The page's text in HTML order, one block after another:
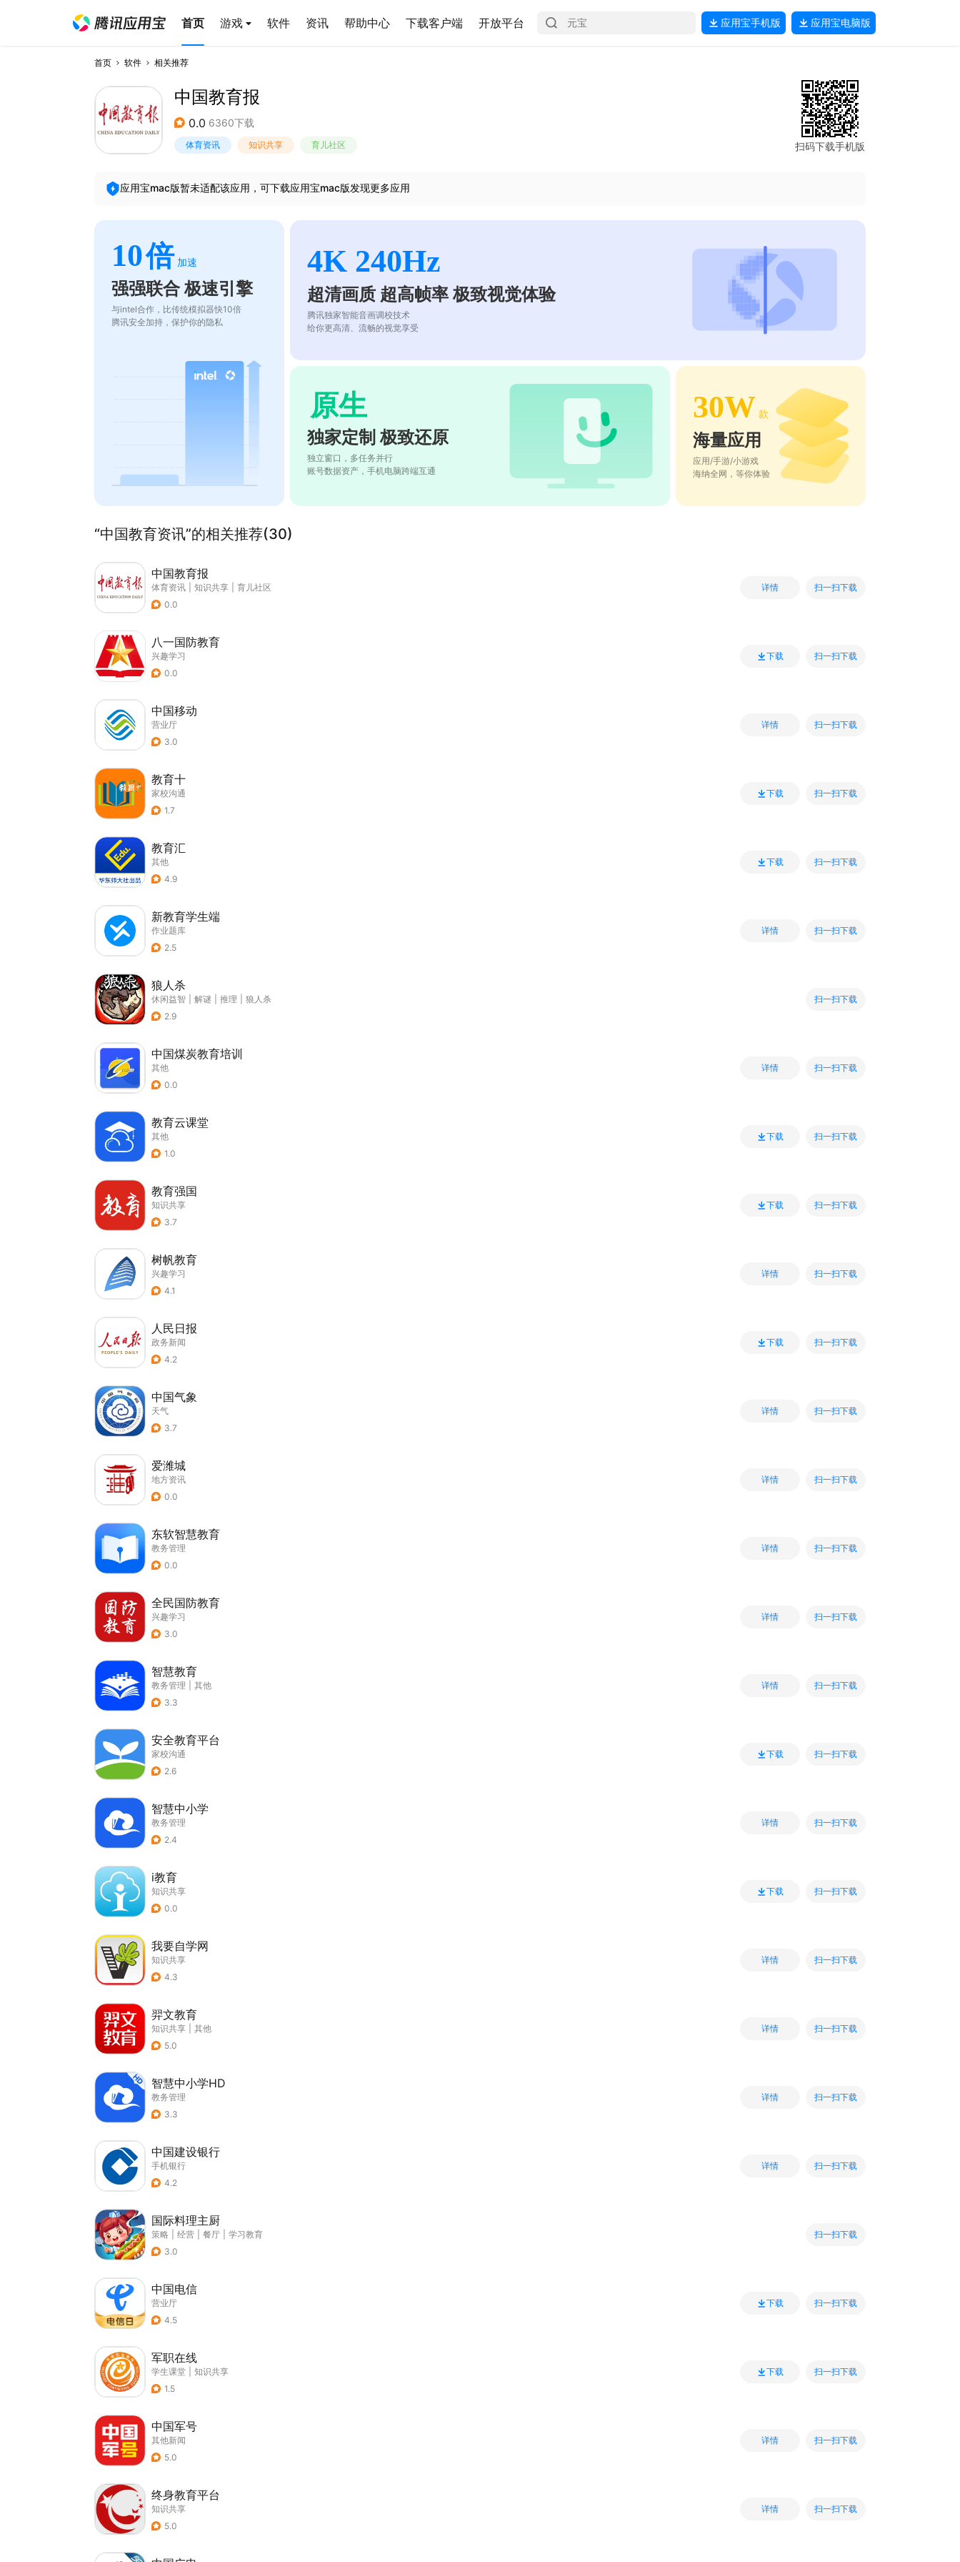
首页 游戏 软件 资讯 帮助中心 下载客户端 开放平台 应用宝手机版 应用宝电脑版
首页 软件 相关推荐
中国教育报
0.0 6360下载
体育资讯 知识共享 育儿社区 扫码下载手机版
应用宝mac版暂未适配该应用，可下载应用宝mac版发现更多应用
10倍 加速
强强联合 极速引擎
与intel合作，比传统模拟器快10倍
腾讯安全加持，保护你的隐私
4K 240Hz
超清画质 超高帧率 极致视觉体验
腾讯独家智能音画调校技术
给你更高清、流畅的视觉享受
原生
独家定制 极致还原
独立窗口，多任务并行
账号数据资产，手机电脑跨端互通
30W 款
海量应用
应用/手游/小游戏
海纳全网，等你体验
“中国教育资讯”的相关推荐(30)
中国教育报
体育资讯 知识共享
育儿社区
0.0
详情 扫一扫下载
八一国防教育
兴趣学习
0.0
下载 扫一扫下载
中国移动
营业厅
3.0
详情 扫一扫下载
教育十
家校沟通
1.7
下载 扫一扫下载
教育汇
其他
4.9
下载 扫一扫下载
新教育学生端
作业题库
2.5
详情 扫一扫下载
狼人杀
休闲益智 解谜 推理
狼人杀
2.9
扫一扫下载
中国煤炭教育培训
其他
0.0
详情 扫一扫下载
教育云课堂
其他
1.0
下载 扫一扫下载
教育强国
知识共享
3.7
下载 扫一扫下载
树帆教育
兴趣学习
4.1
详情 扫一扫下载
人民日报
政务新闻
4.2
下载 扫一扫下载
中国气象
天气
3.7
详情 扫一扫下载
爱潍城
地方资讯
0.0
详情 扫一扫下载
东软智慧教育
教务管理
0.0
详情 扫一扫下载
全民国防教育
兴趣学习
3.0
详情 扫一扫下载
智慧教育
教务管理
其他
3.3
详情 扫一扫下载
安全教育平台
家校沟通
2.6
下载 扫一扫下载
智慧中小学
教务管理
2.4
详情 扫一扫下载
i教育
知识共享
0.0
下载 扫一扫下载
我要自学网
知识共享
4.3
详情 扫一扫下载
羿文教育
知识共享
其他
5.0
详情 扫一扫下载
智慧中小学HD
教务管理
3.3
详情 扫一扫下载
中国建设银行
手机银行
4.2
详情 扫一扫下载
国际料理主厨
策略 经营 餐厅
学习教育
3.0
扫一扫下载
中国电信
营业厅
4.5
下载 扫一扫下载
军职在线
学生课堂
知识共享
1.5
下载 扫一扫下载
中国军号
其他新闻
5.0
详情 扫一扫下载
终身教育平台
知识共享
5.0
详情 扫一扫下载